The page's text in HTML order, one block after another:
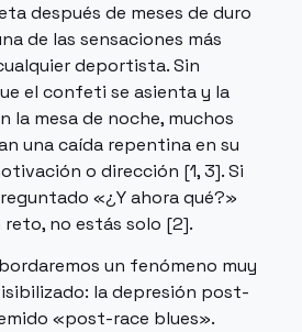
después de meses de duro
de las sensaciones más
deportista. Sin
el confeti se asienta y la
la mesa de noche, muchos
una caída repentina en su
o dirección [1, 3]. Si
«¿Y ahora qué?»
reto, no estás solo [2].
un fenómeno muy
la depresión post-
«post-race blues».